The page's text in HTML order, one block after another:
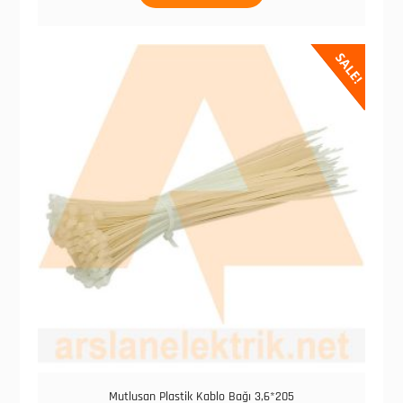
SALE!
Mutlusan Plastik Kablo Bağı 3,6*205